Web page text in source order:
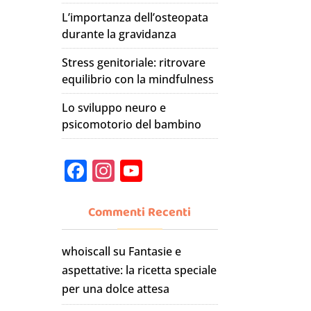
L’importanza dell’osteopata
durante la gravidanza
Stress genitoriale: ritrovare
equilibrio con la mindfulness
Lo sviluppo neuro e
psicomotorio del bambino
F
a
c
e
b
o
o
In
st
a
gr
a
m
u
T
u
b
e
Commenti Recenti
whoiscall su Fantasie e
aspettative: la ricetta speciale
per una dolce attesa